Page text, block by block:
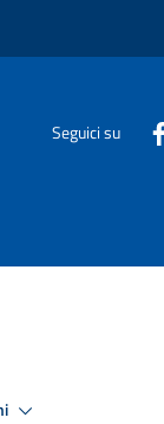
Seguici su